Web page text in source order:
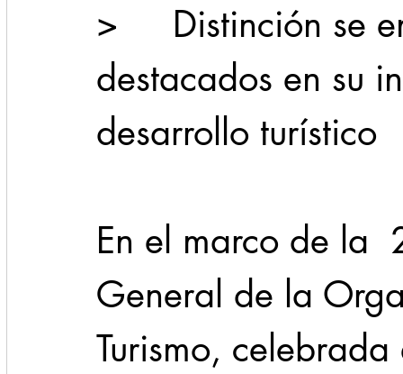
>     Distinción se
destacados en su
desarrollo turístico
En el marco de la
General de la
Turismo,